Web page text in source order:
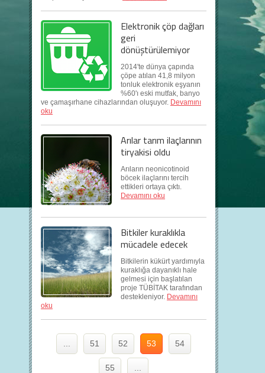
Elektronik çöp dağları
geri
dönüştürülemiyor
2014'te dünya çapında
çöpe atılan 41,8 milyon
tonluk elektronik eşyanın
%60'ı eski mutfak, banyo
ve çamaşırhane cihazlarından oluşuyor. Devamını
oku
Arılar tarım ilaçlarının
tiryakisi oldu
Arıların neonicotinoid
böcek ilaçlarını tercih
ettikleri ortaya çıktı.
Devamını oku
Bitkiler kuraklıkla
mücadele edecek
Bitkilerin kükürt yardımıyla
kuraklığa dayanıklı hale
gelmesi için başlatılan
proje TÜBİTAK tarafından
destekleniyor. Devamını
oku
51 52 53 54
55